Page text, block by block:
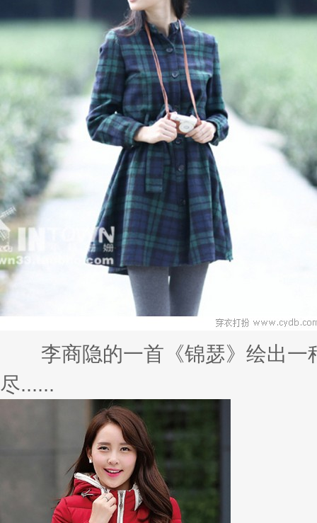
李商隐的一首《锦瑟》绘出一
尽......